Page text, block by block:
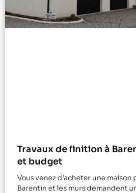
Travaux de finition à
et budget
Vous venez d’acheter une
Barentin et les murs demandent